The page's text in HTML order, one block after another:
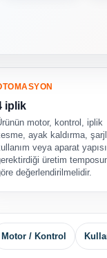
iplik
motor, kontrol, iplik
ayak kaldırma,
veya aparat
üretim
değerlendirilmelidir.
Motor / Kontrol